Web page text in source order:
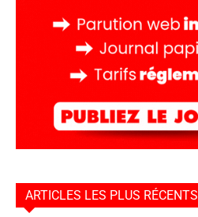
ARTICLES LES PLUS RÉCENTS